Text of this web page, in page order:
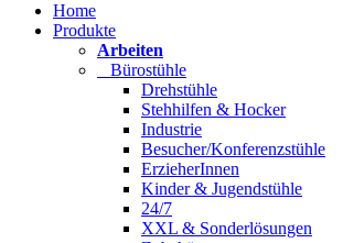
Home
Produkte
Arbeiten
Bürostühle
Drehstühle
Stehhilfen & Hocker
Industrie
Besucher/Konferenzstühle
ErzieherInnen
Kinder & Jugendstühle
24/7
XXL & Sonderlösungen